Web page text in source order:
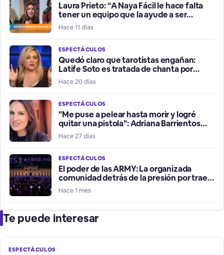
Laura Prieto: “A Naya Fácil le hace falta
tener un equipo que la ayude a ser
influencer positiva”
Hace 11 días
ESPECTÁCULOS
Quedó claro que tarotistas engañan:
Latife Soto es tratada de chanta por
fallidos presagios del Mundial
Hace 20 días
ESPECTÁCULOS
"Me puse a pelear hasta morir y logré
quitar una pistola": Adriana Barrientos
relata violento robo de su vehículo
Hace 27 días
ESPECTÁCULOS
El poder de las ARMY: La organizada
comunidad detrás de la presión por traer
a BTS a Chile
Hace 1 mes
Te puede interesar
ESPECTÁCULOS